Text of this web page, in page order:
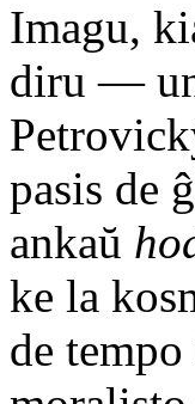
Imagu,
diru —
pasis de
ankaŭ
ke la
de